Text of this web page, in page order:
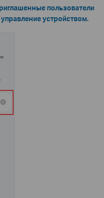
пользователи
устройством.